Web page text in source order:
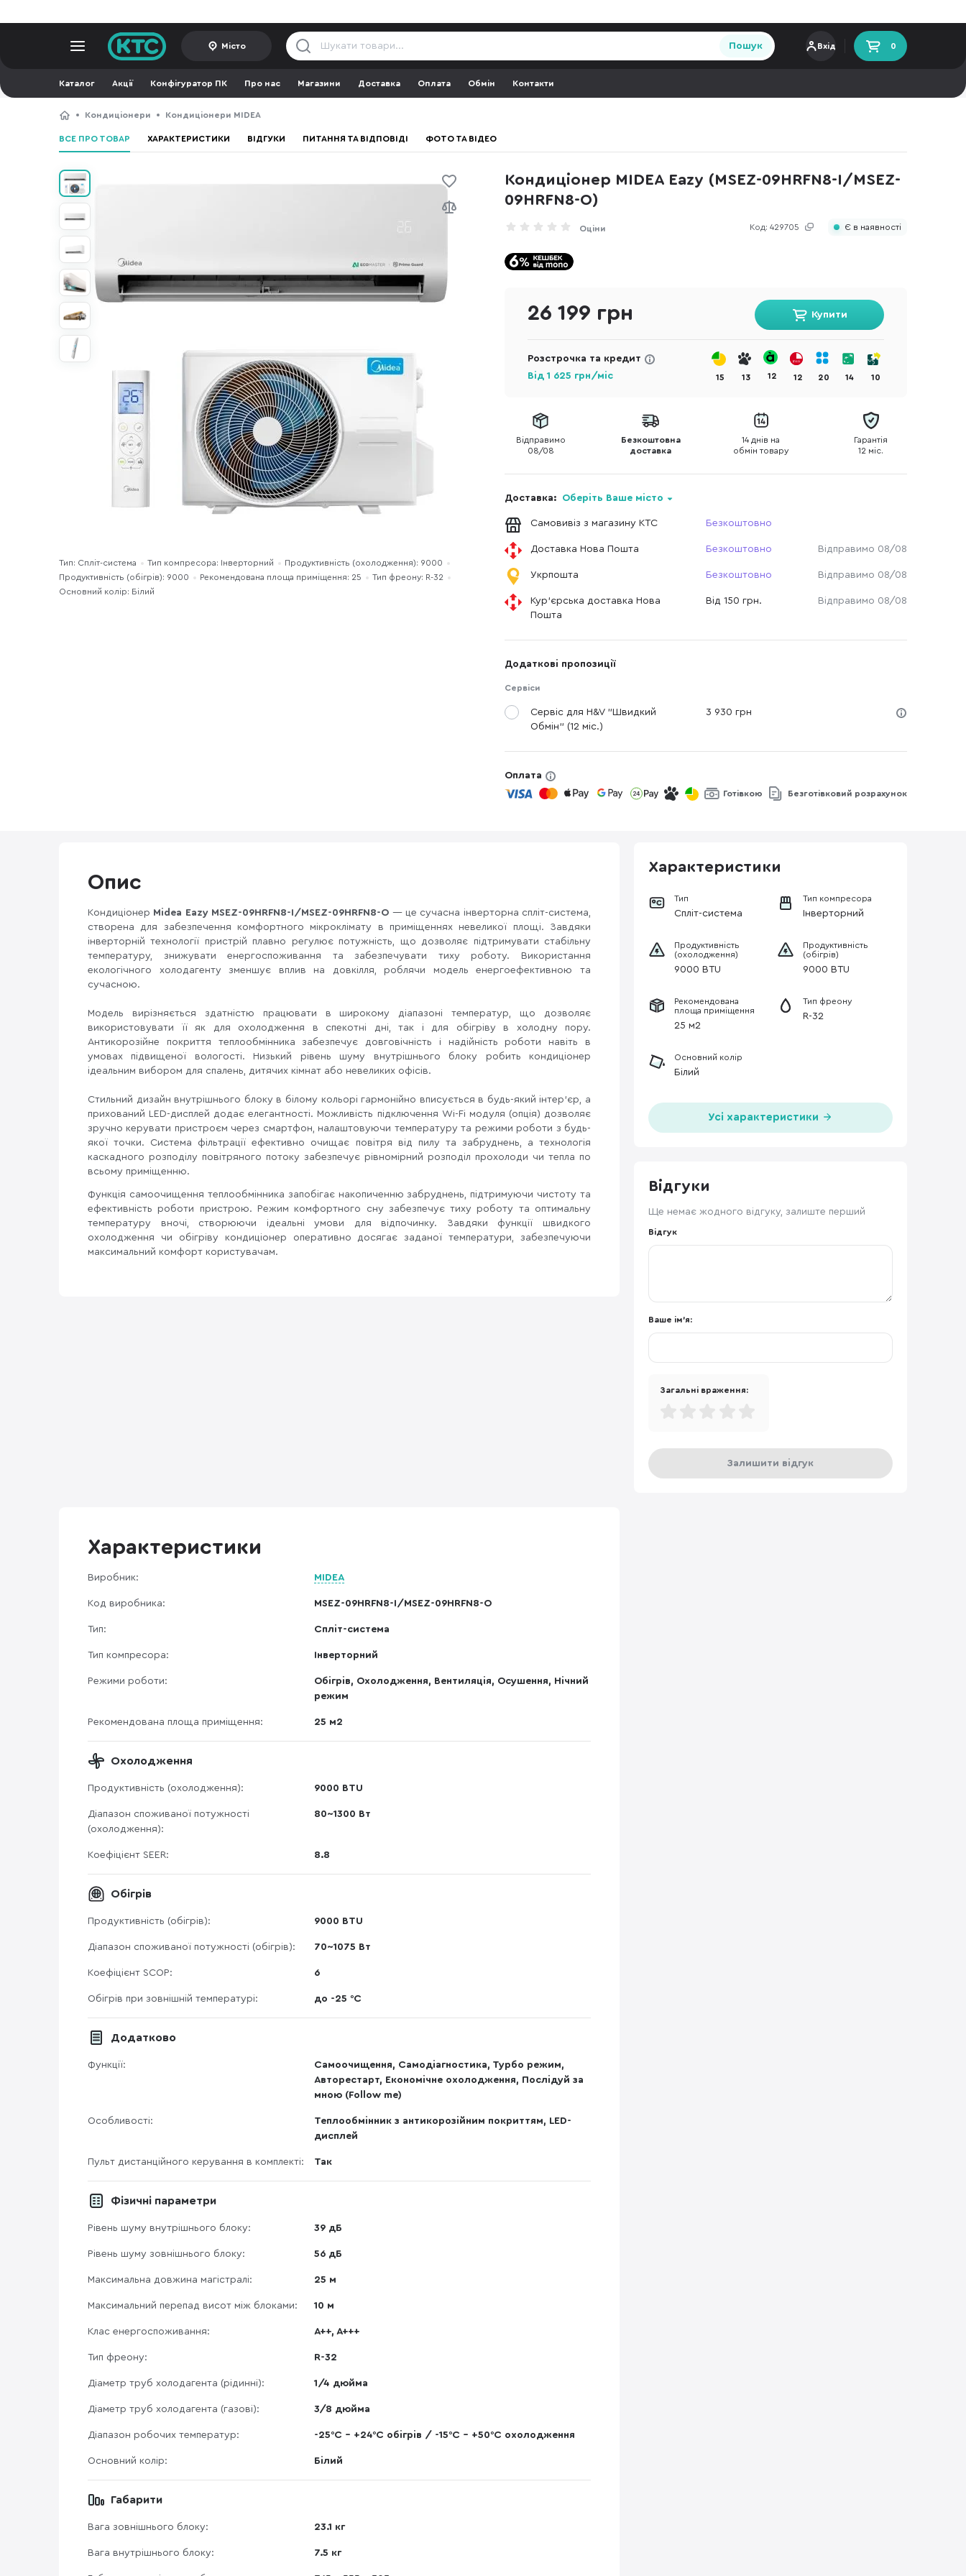
Місто Пошук Вхід 0
Каталог Акції Конфігуратор ПК Про нас Магазини Доставка Оплата Обмін Контакти
Кондиціонери Кондиціонери MIDEA
ВСЕ ПРО ТОВАР ХАРАКТЕРИСТИКИ ВІДГУКИ ПИТАННЯ ТА ВІДПОВІДІ ФОТО ТА ВІДЕО
Кондиціонер MIDEA Eazy (MSEZ-09HRFN8-I/MSEZ-
09HRFN8-O)
Код: 429705
Оціни Є в наявності
Тип: Спліт-система Тип компресора: Інверторний
Продуктивність (охолодження): 9000
Продуктивність (обігрів): 9000
Рекомендована площа приміщення: 25
Тип фреону: R-32
Основний колір: Білий
26 199 грн Купити
Розстрочка та кредит
Від 1 625 грн/міс 15 13 12 12 20 14 10
Відправимо
08/08
Безкоштовна
доставка
14 днів на
обмін товару
Гарантія
12 міс.
Доставка: Оберіть Ваше місто
Самовивіз з магазину КТС Безкоштовно
Доставка Нова Пошта Безкоштовно Відправимо 08/08
Укрпошта Безкоштовно Відправимо 08/08
Кур'єрська доставка Нова
Пошта
Від 150 грн. Відправимо 08/08
Додаткові пропозиції
Сервіси
Сервіс для H&V "Швидкий
Обмін" (12 міс.)
3 930 грн
Оплата
Готівкою Безготівковий розрахунок
Опис
Кондиціонер Midea Eazy MSEZ-09HRFN8-I/MSEZ-09HRFN8-O — це сучасна інверторна спліт-система,
створена для забезпечення комфортного мікроклімату в приміщеннях невеликої площі. Завдяки
інверторній технології пристрій плавно регулює потужність, що дозволяє підтримувати стабільну
температуру, знижувати енергоспоживання та забезпечувати тиху роботу. Використання
екологічного холодагенту зменшує вплив на довкілля, роблячи модель енергоефективною та
сучасною.
Модель вирізняється здатністю працювати в широкому діапазоні температур, що дозволяє
використовувати її як для охолодження в спекотні дні, так і для обігріву в холодну пору.
Антикорозійне покриття теплообмінника забезпечує довговічність і надійність роботи навіть в
умовах підвищеної вологості. Низький рівень шуму внутрішнього блоку робить кондиціонер
ідеальним вибором для спалень, дитячих кімнат або невеликих офісів.
Стильний дизайн внутрішнього блоку в білому кольорі гармонійно вписується в будь-який інтер’єр, а
прихований LED-дисплей додає елегантності. Можливість підключення Wi-Fi модуля (опція) дозволяє
зручно керувати пристроєм через смартфон, налаштовуючи температуру та режими роботи з будь-
якої точки. Система фільтрації ефективно очищає повітря від пилу та забруднень, а технологія
каскадного розподілу повітряного потоку забезпечує рівномірний розподіл прохолоди чи тепла по
всьому приміщенню.
Функція самоочищення теплообмінника запобігає накопиченню забруднень, підтримуючи чистоту та
ефективність роботи пристрою. Режим комфортного сну забезпечує тиху роботу та оптимальну
температуру вночі, створюючи ідеальні умови для відпочинку. Завдяки функції швидкого
охолодження чи обігріву кондиціонер оперативно досягає заданої температури, забезпечуючи
максимальний комфорт користувачам.
Характеристики
Тип
Спліт-система
Тип компресора
Інверторний
Продуктивність
(охолодження)
9000 BTU
Продуктивність
(обігрів)
9000 BTU
Рекомендована
площа приміщення
25 м2
Тип фреону
R-32
Основний колір
Білий
Усі характеристики
Відгуки
Ще немає жодного відгуку, залиште перший
Відгук
Ваше ім'я:
Загальні враження:
Залишити відгук
Характеристики
Виробник: MIDEA
Код виробника: MSEZ-09HRFN8-I/MSEZ-09HRFN8-O
Тип: Спліт-система
Тип компресора: Інверторний
Режими роботи:
Обігрів, Охолодження, Вентиляція, Осушення, Нічний
режим
Рекомендована площа приміщення: 25 м2
Охолодження
Продуктивність (охолодження): 9000 BTU
Діапазон споживаної потужності
(охолодження):
80~1300 Вт
Коефіцієнт SEER: 8.8
Обігрів
Продуктивність (обігрів): 9000 BTU
Діапазон споживаної потужності (обігрів): 70~1075 Вт
Коефіцієнт SCOP: 6
Обігрів при зовнішній температурі: до -25 °C
Додатково
Функції:
Самоочищення, Самодіагностика, Турбо режим,
Авторестарт, Економічне охолодження, Послідуй за
мною (Follow me)
Особливості:
Теплообмінник з антикорозійним покриттям, LED-
дисплей
Пульт дистанційного керування в комплекті: Так
Фізичні параметри
Рівень шуму внутрішнього блоку: 39 дБ
Рівень шуму зовнішнього блоку: 56 дБ
Максимальна довжина магістралі: 25 м
Максимальний перепад висот між блоками: 10 м
Клас енергоспоживання: А++, А+++
Тип фреону: R-32
Діаметр труб холодагента (рідинні): 1/4 дюйма
Діаметр труб холодагента (газові): 3/8 дюйма
Діапазон робочих температур: -25°С - +24°С обігрів / -15°С - +50°С охолодження
Основний колір: Білий
Габарити
Вага зовнішнього блоку: 23.1 кг
Вага внутрішнього блоку: 7.5 кг